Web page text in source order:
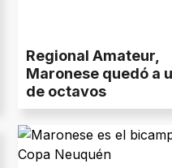
Regional Amateur,
Maronese quedó a
de octavos